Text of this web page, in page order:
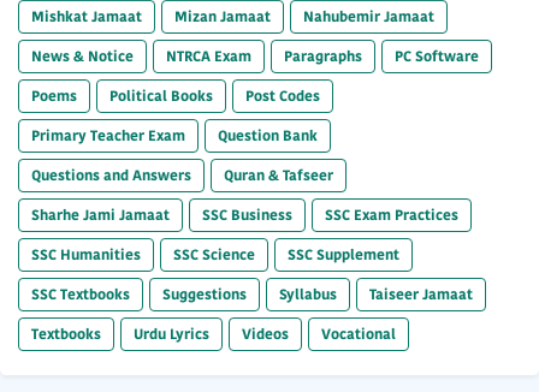
Mishkat Jamaat
Mizan Jamaat
Nahubemir Jamaat
News & Notice
NTRCA Exam Paragraphs
PC Software
Poems
Political Books
Post Codes
Primary Teacher Exam
Question Bank
Questions and Answers
Quran & Tafseer
Sharhe Jami Jamaat
SSC Business
SSC Exam Practices
SSC Humanities
SSC Science
SSC Supplement
SSC Textbooks
Suggestions Syllabus
Taiseer Jamaat
Textbooks
Urdu Lyrics Videos Vocational